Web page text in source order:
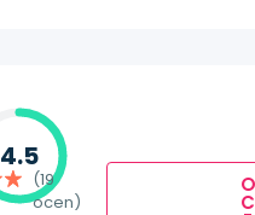
4.5
(19
ocen)
O
C